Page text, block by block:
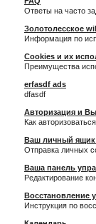
Ответы на часто
Золотолесское
Информация по
Cookies и их
Преимущества
erfasdf ads
dfasdf
Авторизация и
Как
Ваш личный ящик
Отправка личных
Ваша панель
Редактирование
Восстановление
Инструкция по